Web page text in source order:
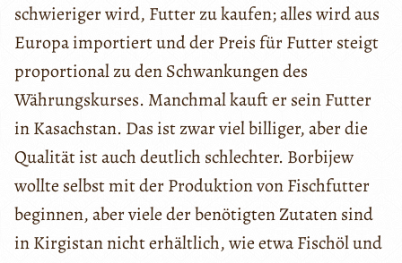
schwieriger wird, Futter zu kaufen; alles wird aus
Europa importiert und der Preis für Futter steigt
proportional zu den Schwankungen des
Währungskurses. Manchmal kauft er sein Futter
in Kasachstan. Das ist zwar viel billiger, aber die
Qualität ist auch deutlich schlechter. Borbijew
wollte selbst mit der Produktion von Fischfutter
beginnen, aber viele der benötigten Zutaten sind
in Kirgistan nicht erhältlich, wie etwa Fischöl und